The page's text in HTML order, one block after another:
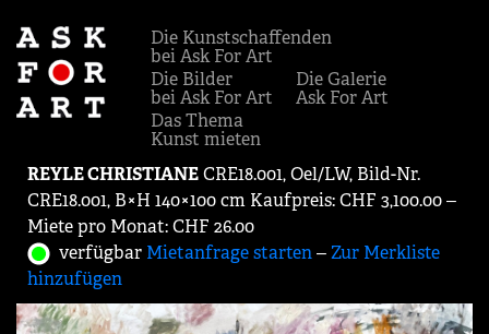
Die Kunstschaffenden
bei Ask For Art
Die Bilder
bei Ask For Art
Die Galerie
Ask For Art
Das Thema
Kunst mieten
REYLE CHRISTIANECRE18.001, Oel/LW, Bild-Nr.
CRE18.001, B×H 140×100 cm Kaufpreis: CHF 3,100.00 ‒
Miete pro Monat: CHF 26.00
verfügbar Mietanfrage starten‒Zur Merkliste
hinzufügen